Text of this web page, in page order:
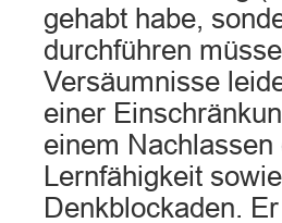
gehabt habe,
durchführen
Versäumnisse
einer
einem
Lernfähigkeit
Denkblockaden.